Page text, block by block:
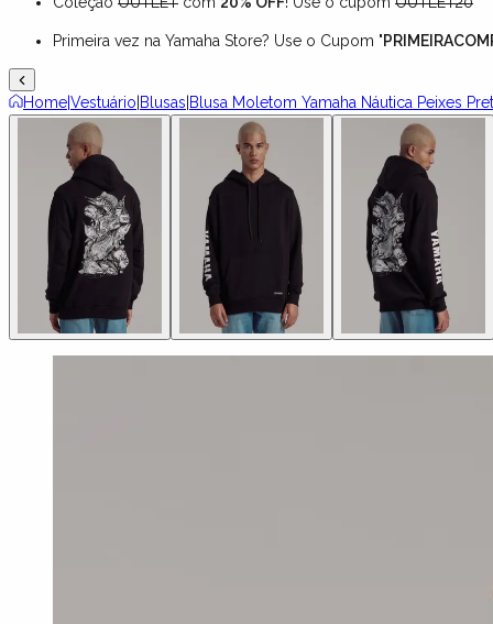
Primeira vez na Yamaha Store? Use o Cupom "
HomeVestuário Blusas Blusa Moletom Yamaha Náutica Peixes